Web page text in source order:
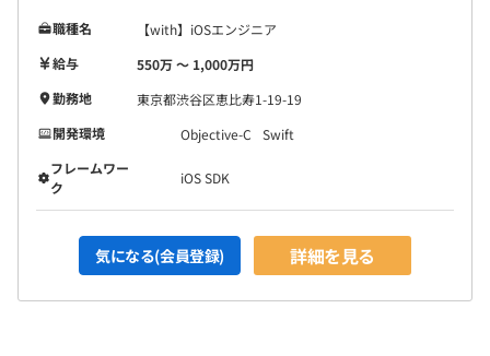
■ランチサポート
・二人以上での食事に支給（2,000円／人）※月3回
■その他、社会保険・手当等
・交通費全額支給（上限5万円／月）※実費支給
・結婚祝い金・出産祝い金（各5万円）
・社員紹介賞与
・業績賞与
職種名
【with】iOSエンジニア
給与
550万 〜 1,000万円
勤務地
東京都渋谷区恵比寿1-19-19
開発環境
Objective-C
Swift
フレームワー
ク
iOS SDK
気になる(会員登録) 詳細を見る